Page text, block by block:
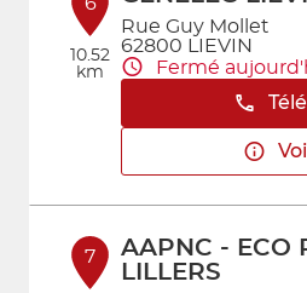
10.52
km
Rue Guy Mollet
62800 LIEVIN
Fermé
7
AAPNC - ECO
LILLERS